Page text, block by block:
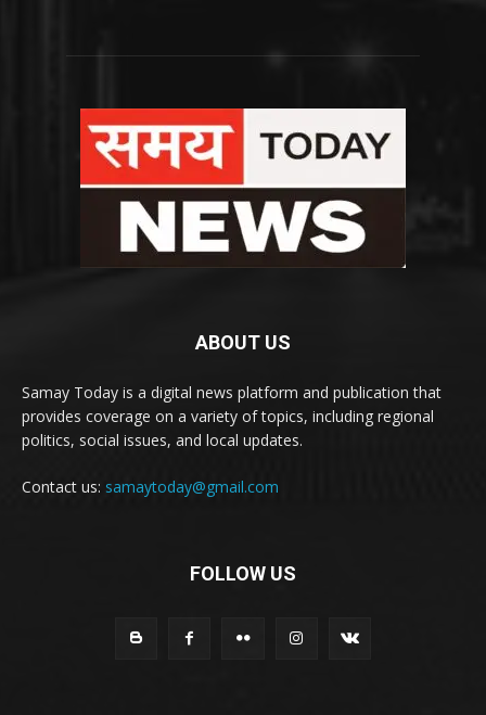
ABOUT US
Samay Today is a digital news platform and publication that
provides coverage on a variety of topics, including regional
politics, social issues, and local updates.
Contact us: samaytoday@gmail.com
FOLLOW US